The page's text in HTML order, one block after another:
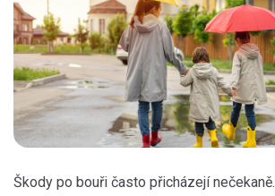
Škody po bouři často přicházejí nečekaně.